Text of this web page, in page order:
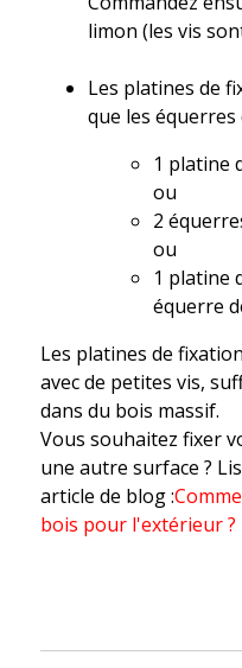
limon (les vis
Les platines de
que les
1 platine
ou
2
ou
1 platine
équerre
Les platines de
avec de petites vis,
dans du bois massif.
Vous souhaitez fixer
une autre surface ?
article de blog :
bois pour l'extérieur ?